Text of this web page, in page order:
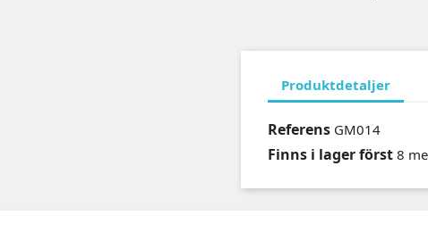
Produktdetaljer
Referens GM014
Finns i lager först 8